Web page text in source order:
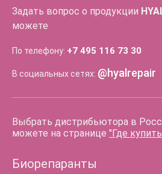
Задать вопрос о продукции
можете
По телефону: +7 495 116 73 30
В социальных сетях: @hyalrepair
Выбрать дистрибьютора в
можете на странице "Где
Биорепаранты